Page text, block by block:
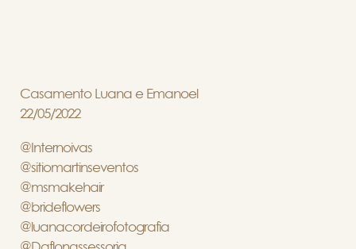
Casamento Luana e Emanoel
22/05/2022
@Internoivas
@sitiomartinseventos
@msmakehair
@brideflowers
@luanacordeirofotografia